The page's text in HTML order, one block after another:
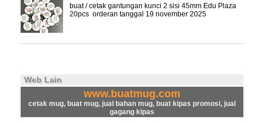
buat / cetak gantungan kunci 2 sisi 45mm Edu Plaza
20pcs orderan tanggal 19 november 2025
Web Lain
www.buatmug.com
cetak mug, buat mug, jual bahan mug, buat kipas promosi, jual
gagang kipas